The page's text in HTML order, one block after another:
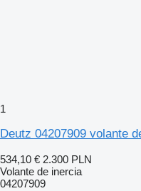
1
Deutz 04207909 volante
534,10 € 2.300 PLN
Volante de inercia
04207909